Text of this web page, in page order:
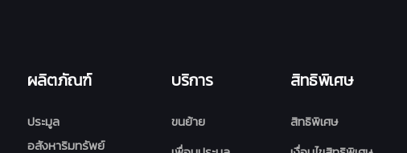
ผลิตภัณฑ์
ประมูล
อสังหาริมทรัพย์
บริการ
ขนย้าย
สิทธิพิเศษ
สิทธิพิเศษ